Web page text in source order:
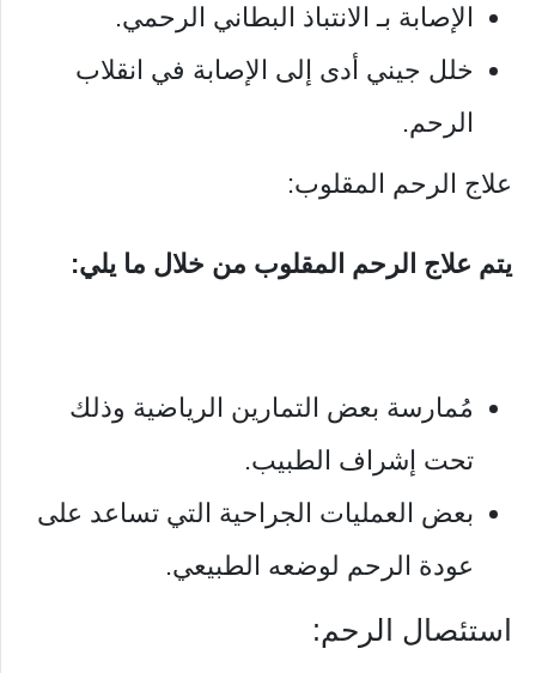
الإصابة بـ الانتباذ البطاني الرحمي.
خلل جيني أدى إلى الإصابة في انقلاب
الرحم.
علاج الرحم المقلوب:
يتم علاج الرحم المقلوب من خلال ما يلي:
مُمارسة بعض التمارين الرياضية وذلك
تحت إشراف الطبيب.
بعض العمليات الجراحية التي تساعد على
عودة الرحم لوضعه الطبيعي.
استئصال الرحم: